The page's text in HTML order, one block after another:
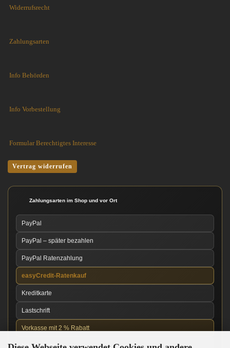
Widerrufsrecht
Zahlungsarten
Info Behörden
Info Vorbestellung
Formular Berechtigtes Interesse
Vertrag widerrufen
Zahlungsarten im Shop und vor Ort
PayPal
PayPal – später bezahlen
PayPal Ratenzahlung
easyCredit-Ratenkauf
Kreditkarte
Lastschrift
Vorkasse mit 2 % Rabatt
Nachnahme